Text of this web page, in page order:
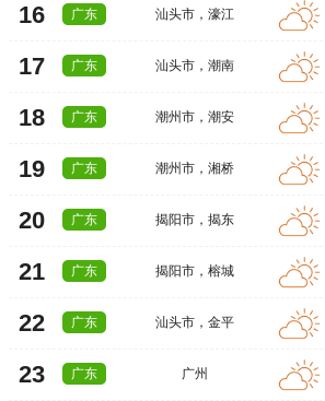
16 广东 汕头市 ，濠江
17 广东 汕头市 ，潮南
18 广东 潮州市 ，潮安
19 广东 潮州市 ，湘桥
20 广东 揭阳市 ，揭东
21 广东 揭阳市 ，榕城
22 广东 汕头市 ，金平
23 广东 广州